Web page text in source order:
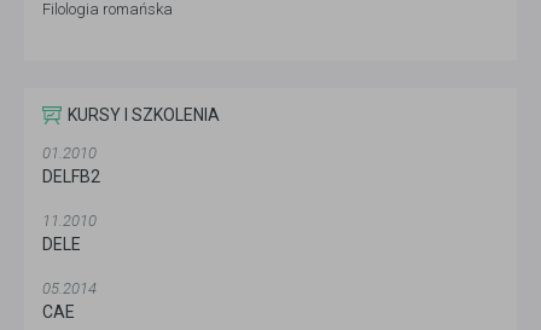
Filologia romańska
KURSY I SZKOLENIA
01.2010
DELFB2
11.2010
DELE
05.2014
CAE